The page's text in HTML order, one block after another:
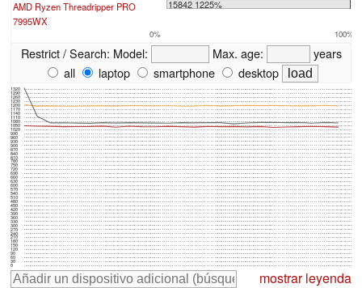
AMD Ryzen Threadripper PRO
7995WX
15842 1225%
0% 100%
Restrict / Search: Model: Max. age:
years
all
laptop smartphone desktop
0
30
60
90
120
150
180
210
240
270
300
330
360
390
420
450
480
510
540
570
600
630
660
690
720
750
780
810
840
870
900
930
960
990
1020
1050
1080
1110
1140
1170
1200
1230
1260
1290
1320
mostrar leyenda